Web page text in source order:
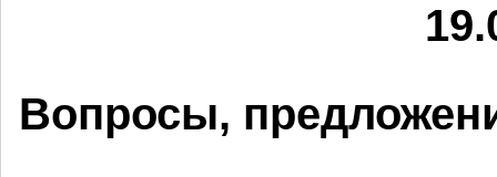
Вопросы,